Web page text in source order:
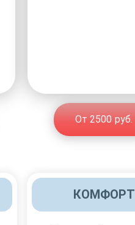
От 2500 руб.
КОМФОРТ